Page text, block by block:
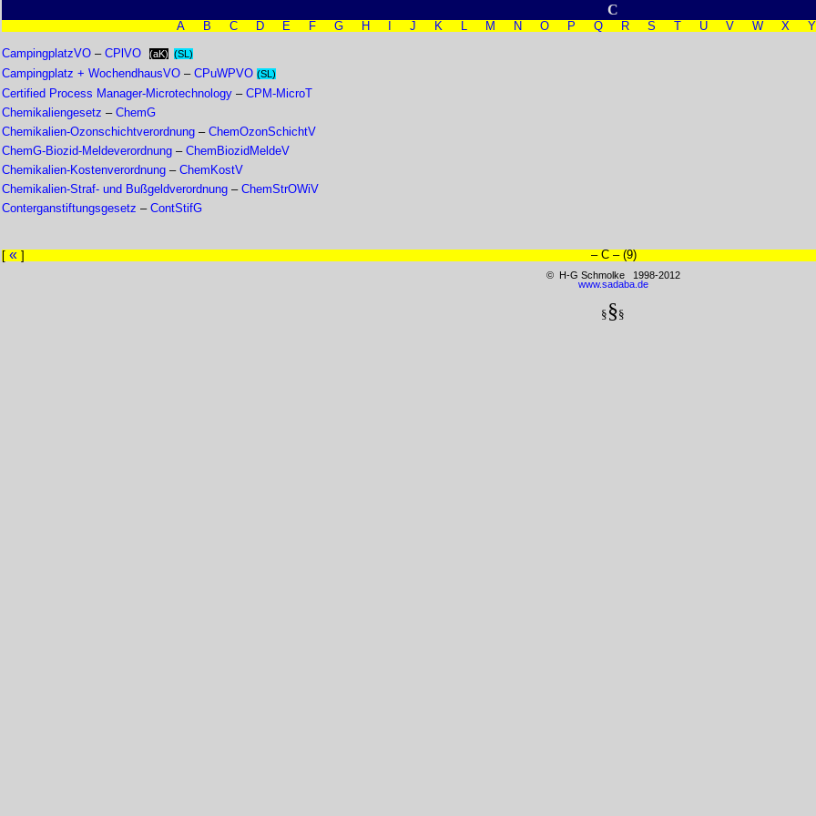
C
A B C D E F G H J K L M N O P Q R S T U V W X Y
CampingplatzVO – CPlVO (aK) (SL)
Campingplatz + WochendhausVO – CPuWPVO (SL)
Certified Process Manager-Microtechnology – CPM-MicroT
Chemikaliengesetz – ChemG
Chemikalien-Ozonschichtverordnung – ChemOzonSchichtV
ChemG-Biozid-Meldeverordnung – ChemBiozidMeldeV
Chemikalien-Kostenverordnung – ChemKostV
Chemikalien-Straf- und Bußgeldverordnung – ChemStrOWiV
Conterganstiftungsgesetz – ContStifG
[ « ] – C – (9)
© H-G Schmolke 1998-2012
www.sadaba.de
§ §§